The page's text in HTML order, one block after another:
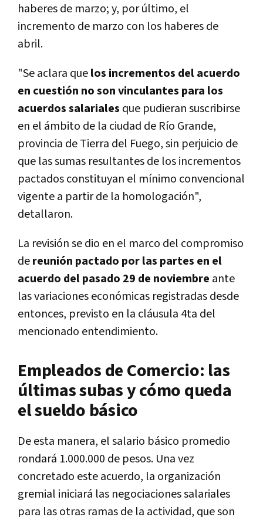
haberes de marzo; y, por último, el
incremento de marzo con los haberes de
abril.
"Se aclara quelos incrementos del acuerdo
en cuestión no son vinculantes para los
acuerdos salariales que pudieran suscribirse
en el ámbito de la ciudad de Río Grande,
provincia de Tierra del Fuego, sin perjuicio de
que las sumas resultantes de los incrementos
pactados constituyan el mínimo convencional
vigente a partir de la homologación",
detallaron.
La revisión se dio en el marco del compromiso
dereunión pactado por las partes en el
acuerdo del pasado 29 de noviembre ante
las variaciones económicas registradas desde
entonces, previsto en la cláusula 4ta del
mencionado entendimiento.
Empleados de Comercio: las
últimas subas y cómo queda
el sueldo básico
De esta manera, el salario básico promedio
rondará 1.000.000 de pesos. Una vez
concretado este acuerdo, la organización
gremial iniciará las negociaciones salariales
para las otras ramas de la actividad, que son